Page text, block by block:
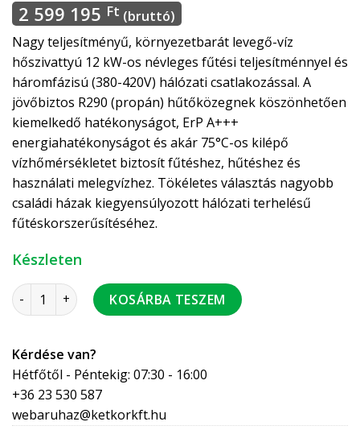
2 599 195 Ft (bruttó)
Nagy teljesítményű, környezetbarát levegő-víz
hőszivattyú 12 kW-os névleges fűtési teljesítménnyel és
háromfázisú (380-420V) hálózati csatlakozással. A
jövőbiztos R290 (propán) hűtőközegnek köszönhetően
kiemelkedő hatékonyságot, ErP A+++
energiahatékonyságot és akár 75°C-os kilépő
vízhőmérsékletet biztosít fűtéshez, hűtéshez és
használati melegvízhez. Tökéletes választás nagyobb
családi házak kiegyensúlyozott hálózati terhelésű
fűtéskorszerűsítéséhez.
Készleten
SPRSUN 11 kW 3 fázisú hőszivattyú R290 monoblokk,
KOSÁRBA TESZEM
Kérdése van?
Hétfőtől - Péntekig: 07:30 - 16:00
+36 23 530 587
webaruhaz@ketkorkft.hu